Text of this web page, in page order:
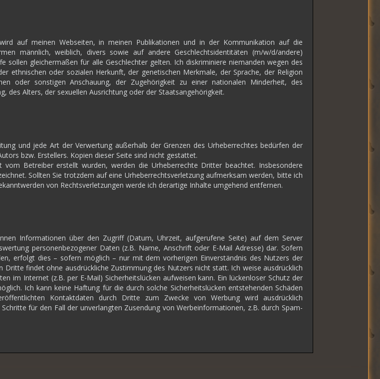
auf meinen Webseiten, in meinen Publikationen und in der Kommunikation auf die
männlich, weiblich, divers sowie auf andere Geschlechtsidentitäten (m/w/d/andere)
sollen gleichermaßen für alle Geschlechter gelten. Ich diskriminiere niemanden wegen des
ethnischen oder sozialen Herkunft, der genetischen Merkmale, der Sprache, der Religion
oder sonstigen Anschauung, der Zugehörigkeit zu einer nationalen Minderheit, des
des Alters, der sexuellen Ausrichtung oder der Staatsangehörigkeit.
und jede Art der Verwertung außerhalb der Grenzen des Urheberrechtes bedürfen der
bzw. Erstellers. Kopien dieser Seite sind nicht gestattet.
Betreiber erstellt wurden, werden die Urheberrechte Dritter beachtet. Insbesondere
Sollten Sie trotzdem auf eine Urheberrechtsverletzung aufmerksam werden, bitte ich
von Rechtsverletzungen werde ich derartige Inhalte umgehend entfernen.
Informationen über den Zugriff (Datum, Uhrzeit, aufgerufene Seite) auf dem Server
personenbezogener Daten (z.B. Name, Anschrift oder E-Mail Adresse) dar. Sofern
erfolgt dies – sofern möglich – nur mit dem vorherigen Einverständnis des Nutzers der
Dritte findet ohne ausdrückliche Zustimmung des Nutzers nicht statt. Ich weise ausdrücklich
im Internet (z.B. per E-Mail) Sicherheitslücken aufweisen kann. Ein lückenloser Schutz der
Ich kann keine Haftung für die durch solche Sicherheitslücken entstehenden Schäden
Kontaktdaten durch Dritte zum Zwecke von Werbung wird ausdrücklich
für den Fall der unverlangten Zusendung von Werbeinformationen, z.B. durch Spam-